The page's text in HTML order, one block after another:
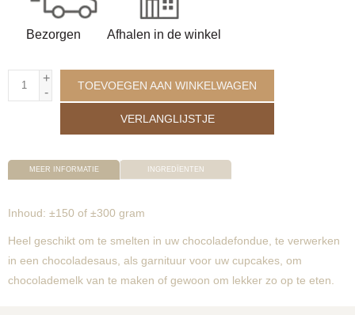
Bezorgen Afhalen in de winkel
+
-
TOEVOEGEN AAN WINKELWAGEN
VERLANGLIJSTJE
MEER INFORMATIE INGREDÏENTEN
Inhoud: ±150 of ±300 gram
Heel geschikt om te smelten in uw chocoladefondue, te verwerken
in een chocoladesaus, als garnituur voor uw cupcakes, om
chocolademelk van te maken of gewoon om lekker zo op te eten.